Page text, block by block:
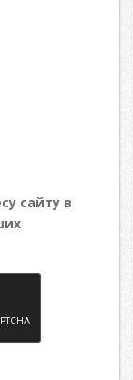
сайту в